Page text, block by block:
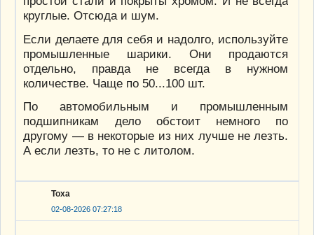
круглые. Отсюда и шум.
Если делаете для себя и надолго, используйте
промышленные шарики. Они продаются
отдельно, правда не всегда в нужном
количестве. Чаще по 50...100 шт.
По автомобильным и промышленным
подшипникам дело обстоит немного по
другому — в некоторые из них лучше не лезть.
А если лезть, то не с литолом.
Тоха
02-08-2026 07:27:18